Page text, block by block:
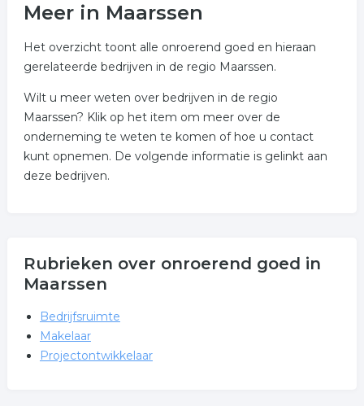
Meer in Maarssen
Het overzicht toont alle onroerend goed en hieraan
gerelateerde bedrijven in de regio Maarssen.
Wilt u meer weten over bedrijven in de regio
Maarssen? Klik op het item om meer over de
onderneming te weten te komen of hoe u contact
kunt opnemen. De volgende informatie is gelinkt aan
deze bedrijven.
Rubrieken over onroerend goed in
Maarssen
Bedrijfsruimte
Makelaar
Projectontwikkelaar